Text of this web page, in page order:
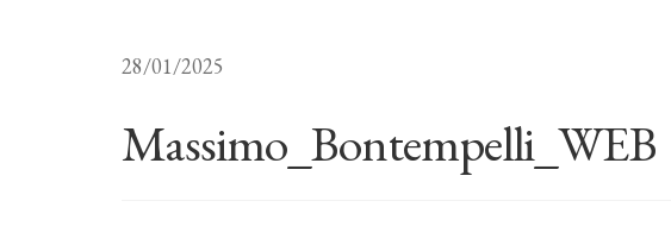
28/01/2025
Massimo_Bontempelli_WEB